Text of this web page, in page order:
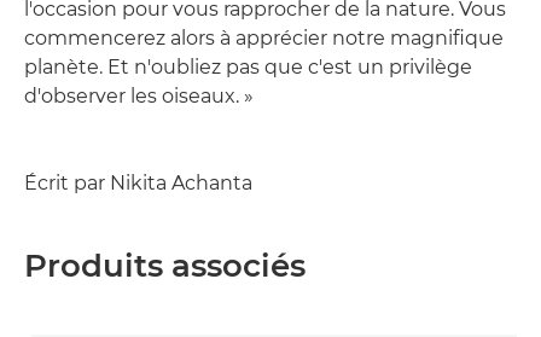
l'occasion pour vous rapprocher de la nature. Vous
commencerez alors à apprécier notre magnifique
planète. Et n'oubliez pas que c'est un privilège
d'observer les oiseaux. »
Écrit par Nikita Achanta
Produits associés